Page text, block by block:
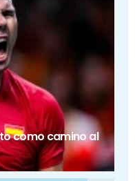
como camino al